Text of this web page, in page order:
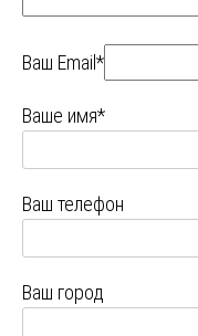
Ваш Email*
Ваше имя*
Ваш телефон
Ваш город